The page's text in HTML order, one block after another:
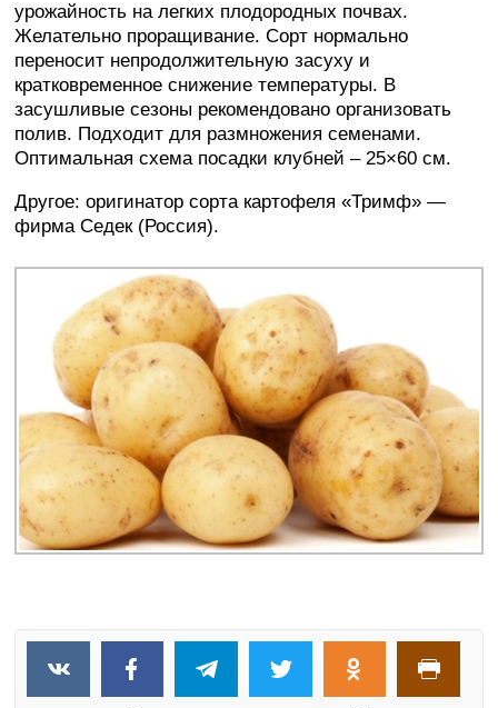
урожайность на легких плодородных почвах.
Желательно проращивание. Сорт нормально
переносит непродолжительную засуху и
кратковременное снижение температуры. В
засушливые сезоны рекомендовано организовать
полив. Подходит для размножения семенами.
Оптимальная схема посадки клубней – 25×60 см.
Другое: оригинатор сорта картофеля «Тримф» —
фирма Седек (Россия).